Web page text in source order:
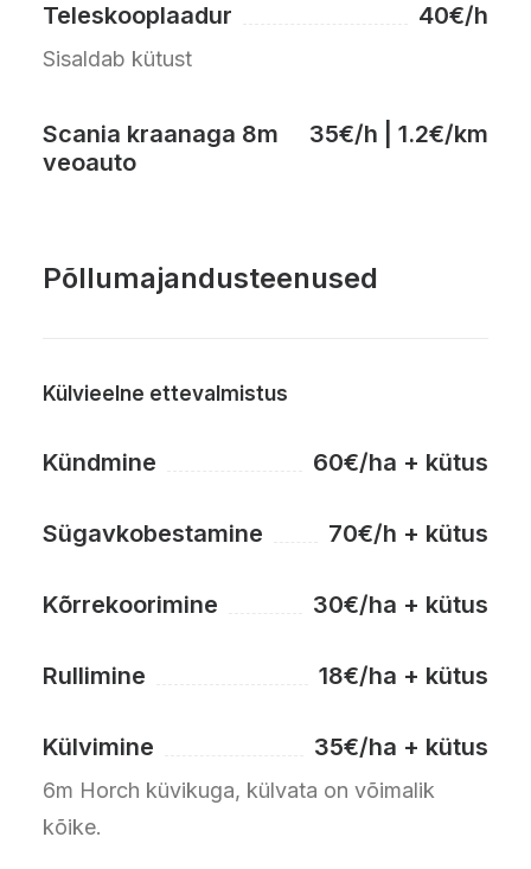
Teleskooplaadur 40€/h
Sisaldab kütust
Scania kraanaga 8m
veoauto
35€/h | 1.2€/km
Põllumajandusteenused
Külvieelne ettevalmistus
Kündmine 60€/ha + kütus
Sügavkobestamine 70€/h + kütus
Kõrrekoorimine 30€/ha + kütus
Rullimine 18€/ha + kütus
Külvimine 35€/ha + kütus
6m Horch küvikuga, külvata on võimalik
kõike.